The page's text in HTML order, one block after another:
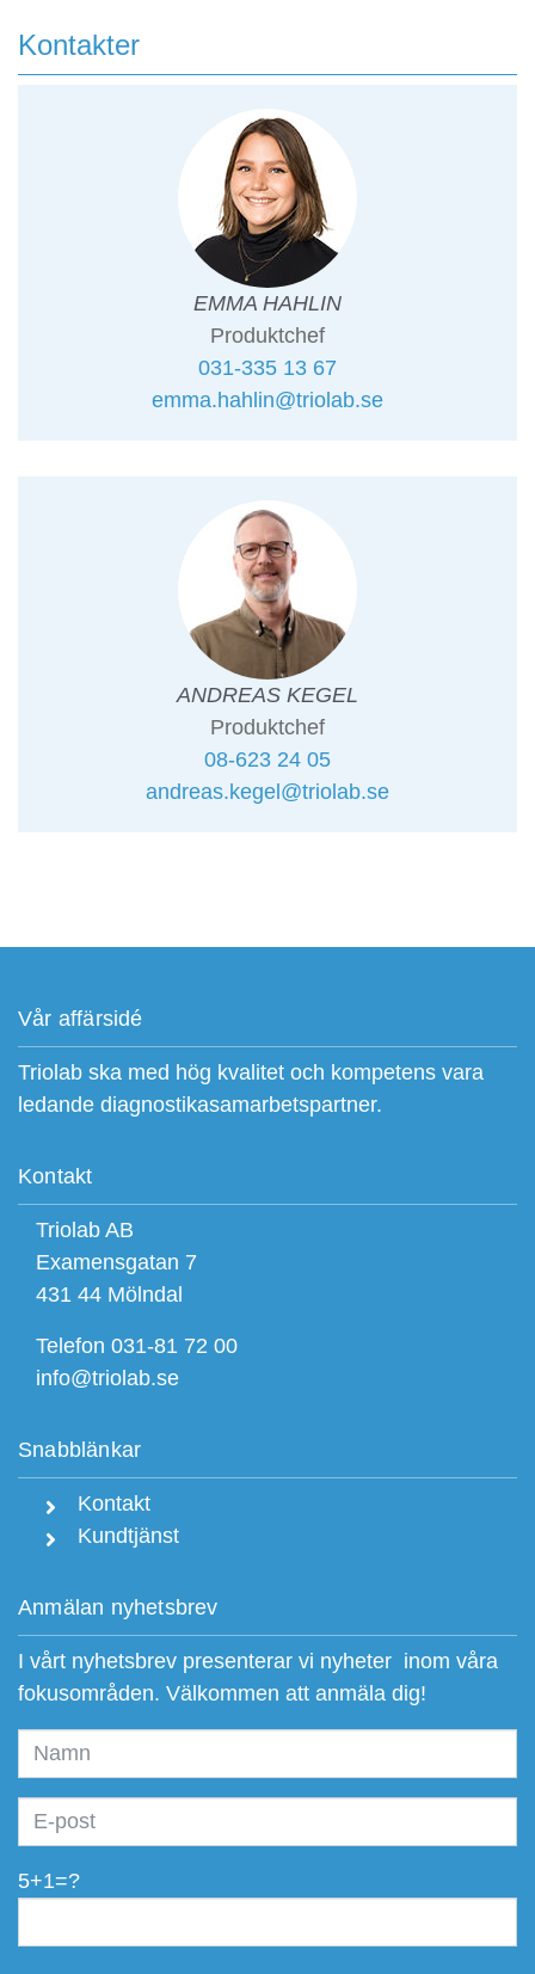
Kontakter
EMMA HAHLIN
Produktchef
031-335 13 67
emma.hahlin@triolab.se
ANDREAS KEGEL
Produktchef
08-623 24 05
andreas.kegel@triolab.se
Vår affärsidé
Triolab ska med hög kvalitet och kompetens vara
ledande diagnostikasamarbetspartner.
Kontakt
Triolab AB
Examensgatan 7
431 44 Mölndal
Telefon 031-81 72 00
info@triolab.se
Snabblänkar
Kontakt
Kundtjänst
Anmälan nyhetsbrev
I vårt nyhetsbrev presenterar vi nyheter inom våra
fokusområden. Välkommen att anmäla dig!
5+1=?